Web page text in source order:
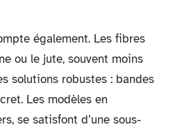
également. Les fibres
ou le jute, souvent moins
solutions robustes : bandes
Les modèles en
se satisfont d’une sous-